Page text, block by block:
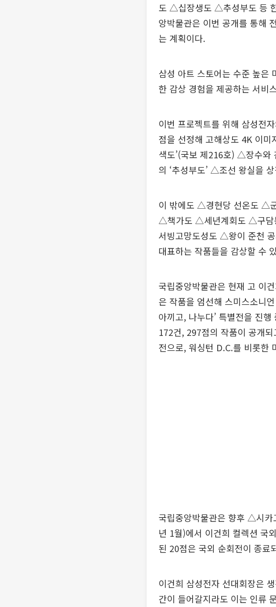
도 △십장생도 △추성부도 등
앙박물관은 이번 공개를 통해
는 계획이다.
삼성 아트 스토어는 수준 높은
한 감상 경험을 제공하는 서비
이번 프로젝트를 위해 삼성전
점을 선정해 고해상도 4K 이
색도’(국보 제216호) △장수와
의 ‘추성부도’ △조선 왕실을
이 밖에도 △경현당 선온도 △
△책가도 △세년계회도 △구
서빙고망도성도 △왕이 준천
대표하는 작품들을 감상할 수
국립중앙박물관은 현재 고 이
은 작품을 엄선해 스미스소니
아끼고, 나누다’ 특별전을 진
172건, 297점의 작품이 공개
전으로, 워싱턴 D.C.를 비롯한
국립중앙박물관은 향후 △시
년 1월)에서 이건희 컬렉션 국
된 20점은 국외 순회전이 종료
이건희 삼성전자 선대회장은
간이 들어갈지라도 이는 인류